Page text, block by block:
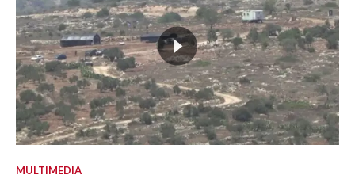
MULTIMEDIA